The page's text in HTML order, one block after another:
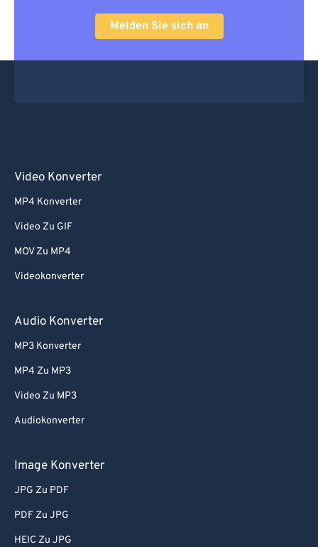
Melden Sie sich an
Video Konverter
MP4 Konverter
Video Zu GIF
MOV Zu MP4
Videokonverter
Audio Konverter
MP3 Konverter
MP4 Zu MP3
Video Zu MP3
Audiokonverter
Image Konverter
JPG Zu PDF
PDF Zu JPG
HEIC Zu JPG